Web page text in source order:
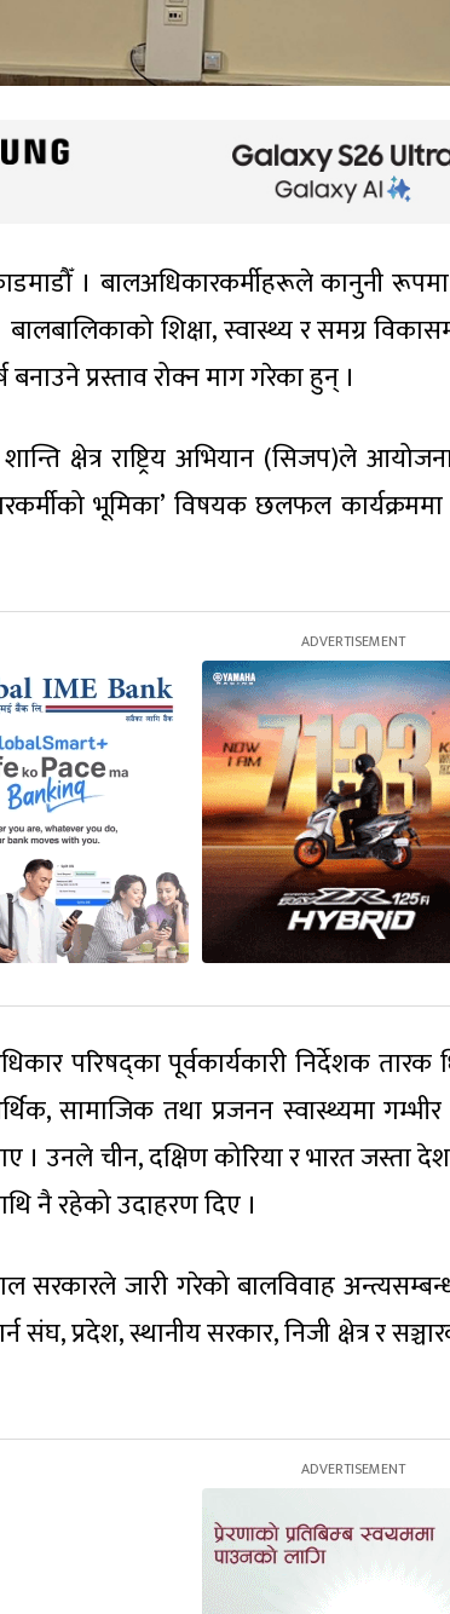
। बालअधिकारकर्मीहरूले कानुनी
शिक्षा, स्वास्थ्य र समग्र
बनाउने प्रस्ताव रोक्न माग गरेका हुन् ।
क्षेत्र राष्ट्रिय अभियान (सिजप)ले
भूमिका’ विषयक छलफल
परिषद्का पूर्वकार्यकारी निर्देशक
सामाजिक तथा प्रजनन स्वास्थ्यमा
। उनले चीन, दक्षिण कोरिया र भारत जस्ता
नै रहेको उदाहरण दिए ।
सरकारले जारी गरेको बालविवाह
संघ, प्रदेश, स्थानीय सरकार, निजी क्षेत्र र